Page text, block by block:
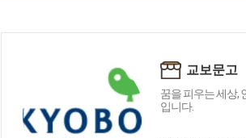
교보문고
꿈을 피우는 세상,
입니다.